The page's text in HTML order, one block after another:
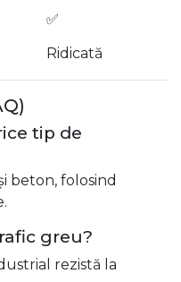
✅
Ridicată
tip de
beton, folosind
greu?
rezistă la